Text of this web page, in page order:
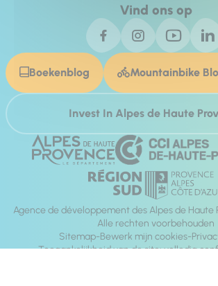
Vind ons op
Boekenblog Mountainbike
Invest In Alpes de Haute
Agence de développement des Alpes de
Alle rechten voorbehouden
Sitemap Bewerk mijn cookies
Toegankelijkheid van de site: volledig